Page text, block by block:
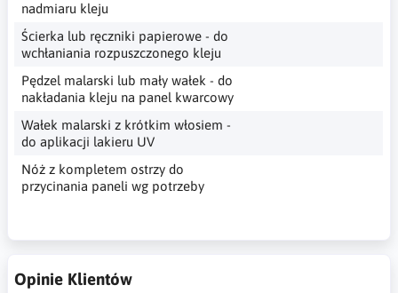
nadmiaru kleju
Ścierka lub ręczniki papierowe - do
wchłaniania rozpuszczonego kleju
Pędzel malarski lub mały wałek - do
nakładania kleju na panel kwarcowy
Wałek malarski z krótkim włosiem -
do aplikacji lakieru UV
Nóż z kompletem ostrzy do
przycinania paneli wg potrzeby
Opinie Klientów